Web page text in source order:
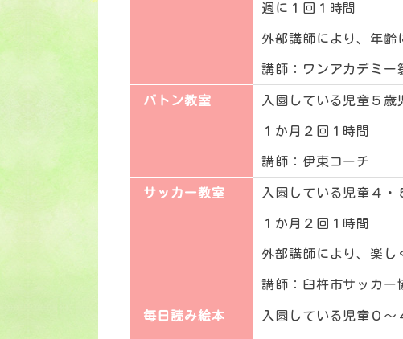
週に１回１時間
外部講師により、年齢
講師：ワンアカデミー
バトン教室 入園している児童５歳
１か月２回１時間
講師：伊東コーチ
サッカー教室 入園している児童４・
１か月２回１時間
外部講師により、楽し
講師：臼杵市サッカー
毎日読み絵本 入園している児童０～